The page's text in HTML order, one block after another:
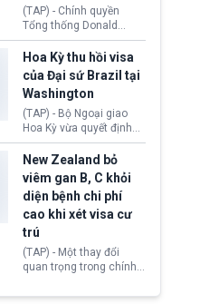
(TAP) - Chính quyền
Tổng thống Donald
Trump đã hoàn trả
khoảng 100 tỷ USD thuế
quan từng thu theo Đạo
luật Quyền hạn Kinh tế
Khẩn cấp Quốc tế
(IEEPA). Động thái này
diễn ra sau phán quyết
hồi tháng 2 bởi Tòa án
Tối cao Hoa Kỳ
(SCOTUS) khi tuyên bố,
việc áp thuế diện rộng là
hoàn toàn bất hợp pháp.
Hoa Kỳ thu hồi visa
của Đại sứ Brazil tại
Washington
(TAP) - Bộ Ngoại giao
Hoa Kỳ vừa quyết định
thu hồi thị thực (visa)
của bà Maria Luiza
Ribeiro Viotti - Đại sứ
Brazil tại Washington.
Động thái trên diễn ra
trong bối cảnh tranh
chấp ngoại giao giữa
chính quyền Tổng thống
Donald Trump và chính
phủ cánh tả Tổng thống
New Zealand bỏ
viêm gan B, C khỏi
diện bệnh chi phí
cao khi xét visa cư
trú
(TAP) - Một thay đổi
quan trọng trong chính
Zealand đang mở ra